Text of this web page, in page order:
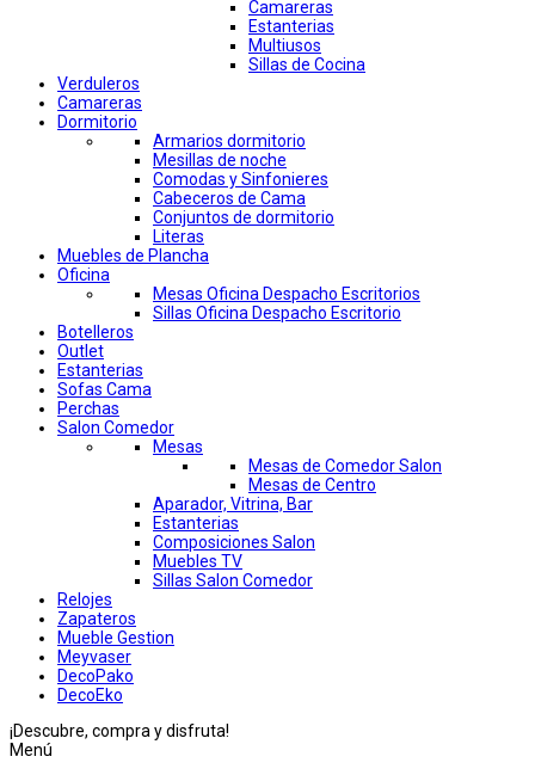
Camareras
Estanterias
Multiusos
Sillas de Cocina
Verduleros
Camareras
Dormitorio
Armarios dormitorio
Mesillas de noche
Comodas y Sinfonieres
Cabeceros de Cama
Conjuntos de dormitorio
Literas
Muebles de Plancha
Oficina
Mesas Oficina Despacho Escritorios
Sillas Oficina Despacho Escritorio
Botelleros
Outlet
Estanterias
Sofas Cama
Perchas
Salon Comedor
Mesas
Mesas de Comedor Salon
Mesas de Centro
Aparador, Vitrina, Bar
Estanterias
Composiciones Salon
Muebles TV
Sillas Salon Comedor
Relojes
Zapateros
Mueble Gestion
Meyvaser
DecoPako
DecoEko
¡Descubre, compra y disfruta!
Menú